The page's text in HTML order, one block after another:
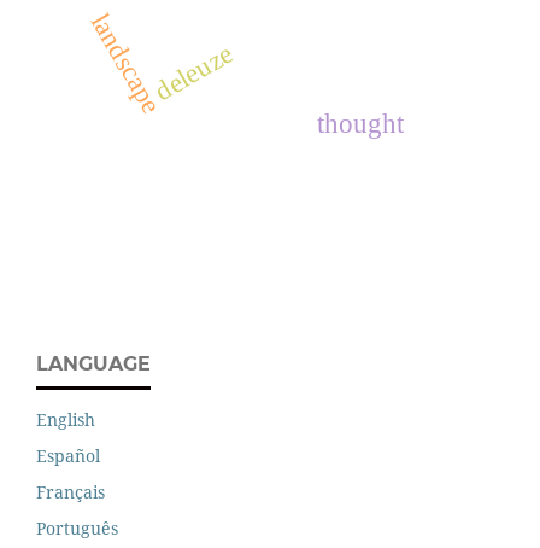
deleuze
landscape
thought
LANGUAGE
English
Español
Français
Português